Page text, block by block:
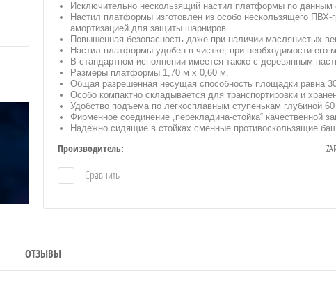
Исключительно нескользящий настил платформы по данным
Настил платформы изготовлен из особо нескользящего
амортизацией для защиты шарниров.
Повышенная безопасность даже при наличии маслянистых
Настил платформы удобен в чистке, при необходимости его
В стандартном исполнении имеется также с деревянным
Размеры платформы 1,70 м x 0,60 м.
Общая разрешенная несущая способность площадки равна
Особо компактно складывается для транспортировки и
Удобство подъема по легкосплавным ступенькам глубиной
Фирменное соединение „перекладина-стойка“ качественной
Надежно сидящие в стойках сменные противоскользящие
Производитель:
Сравнить
ОТЗЫВЫ